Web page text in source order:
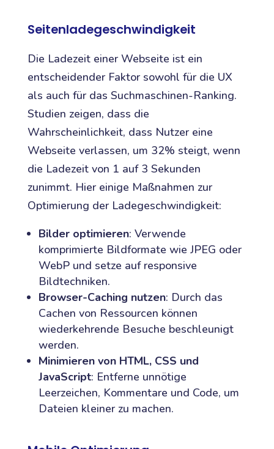
Seitenladegeschwindigkeit
Die Ladezeit einer Webseite ist ein
entscheidender Faktor sowohl für die UX
als auch für das Suchmaschinen-Ranking.
Studien zeigen, dass die
Wahrscheinlichkeit, dass Nutzer eine
Webseite verlassen, um 32% steigt, wenn
die Ladezeit von 1 auf 3 Sekunden
zunimmt. Hier einige Maßnahmen zur
Optimierung der Ladegeschwindigkeit:
Bilder optimieren: Verwende
komprimierte Bildformate wie JPEG oder
WebP und setze auf responsive
Bildtechniken.
Browser-Caching nutzen: Durch das
Cachen von Ressourcen können
wiederkehrende Besuche beschleunigt
werden.
Minimieren von HTML, CSS und
JavaScript: Entferne unnötige
Leerzeichen, Kommentare und Code, um
Dateien kleiner zu machen.